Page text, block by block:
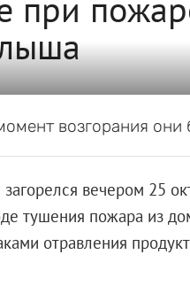
возгорания
вечером 25
тушения пожара из
отравления